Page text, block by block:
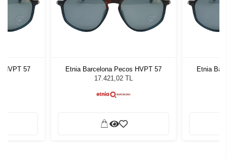
HVPT 57
Etnia Barcelona Pecos HVPT 57
17.421,02 TL
Etnia